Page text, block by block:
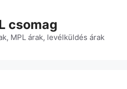
csomag
MPL árak, levélküldés árak